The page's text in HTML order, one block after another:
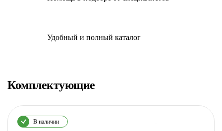
Удобный и полный каталог
Комплектующие
В наличии